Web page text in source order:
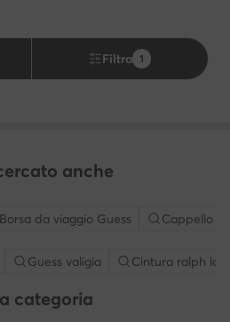
Filtra 1
anche
Borsa da viaggio Guess Cappello
Guess valigia Cintura ralph
categoria